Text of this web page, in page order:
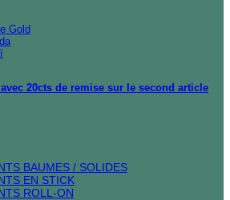
Gold
20cts de remise sur le second article
BAUMES / SOLIDES
EN STICK
ROLL-ON